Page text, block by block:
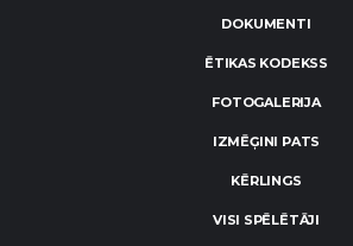
DOKUMENTI
ĒTIKAS KODEKSS
FOTOGALERIJA
IZMĒĢINI PATS
KĒRLINGS
VISI SPĒLĒTĀJI